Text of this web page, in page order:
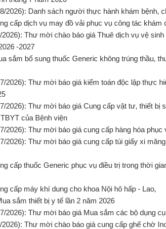
2026): Danh sách người thực hành khám bệnh,
cấp dịch vụ may đồ vải phục vụ công tác khám
2026): Thư mời chào báo giá Thuê dịch vụ vệ
-2027
sắm bổ sung thuốc Generic không trúng thầu,
2026): Thư mời báo giá kiểm toán độc lập thực
2026): Thư mời báo giá Cung cấp vật tư, thiết
của Bệnh viện
2026): Thư mời báo giá cung cấp hàng hóa
2026): Thư mời báo giá cung cấp túi giấy xi
cấp thuốc Generic phục vụ điều trị trong thời
cấp máy khí dung cho khoa Nội hô hấp - Lao,
sắm thiết bị y tế lần 2 năm 2026
2026): Thư mời báo giá Mua sắm các bộ dụng
Thư mời chào báo giá cung cấp ghế chờ